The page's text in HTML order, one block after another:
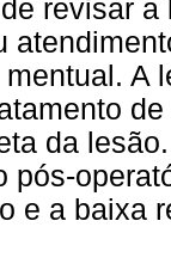
revisar
A
da
pós-
e a baixa